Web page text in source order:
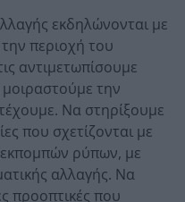
εκδηλώνονται με
περιοχή του
αντιμετωπίσουμε
την
Να στηρίξουμε
που σχετίζονται με
ρύπων, με
αλλαγής. Να
προοπτικές που